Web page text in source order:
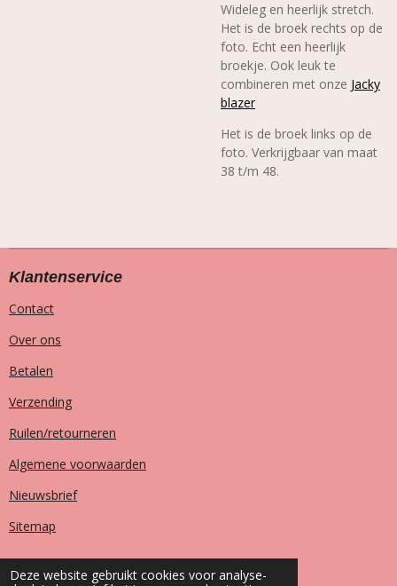
Deze website gebruikt cookies voor analyse-
Wideleg en heerlijk stretch.
Het is de broek rechts op de
foto. Echt een heerlijk
broekje. Ook leuk te
combineren met onze Jacky
blazer
Het is de broek links op de
foto. Verkrijgbaar van maat
38 t/m 48.
Klantenservice
Contact
Over ons
Betalen
Verzending
Ruilen/retourneren
Algemene voorwaarden
Nieuwsbrief
Sitemap